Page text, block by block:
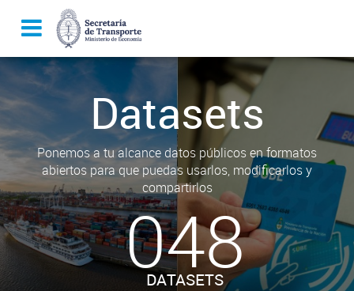
Datasets
Ponemos a tu alcance datos públicos en formatos
abiertos para que puedas usarlos, modificarlos y
compartirlos
048
DATASETS